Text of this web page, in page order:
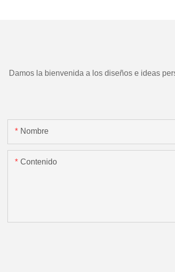
Damos la bienvenida a los diseños e ideas
Nombre
Contenido